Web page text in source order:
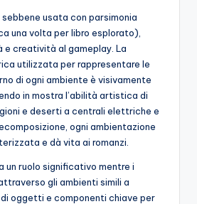
usata con parsimonia
una volta per libro esplorato),
e creatività al gameplay. La
utilizzata per rappresentare le
di ogni ambiente è visivamente
in mostra l’abilità artistica di
e deserti a centrali elettriche e
ogni ambientazione
e dà vita ai romanzi.
un ruolo significativo mentre i
gli ambienti simili a
oggetti e componenti chiave per